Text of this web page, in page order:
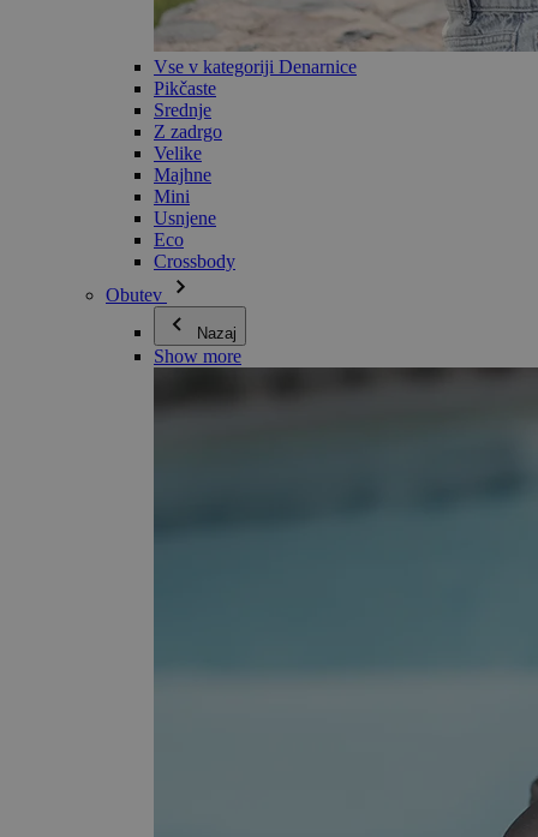
Vse v kategoriji Denarnice
Pikčaste
Srednje
Z zadrgo
Velike
Majhne
Mini
Usnjene
Eco
Crossbody
Obutev
Nazaj
Show more